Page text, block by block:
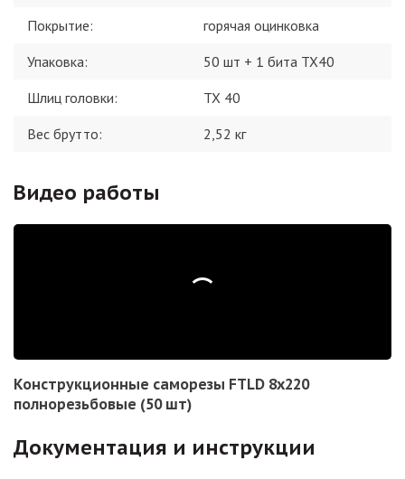
Покрытие:
горячая оцинковка
Упаковка:
50 шт + 1 бита TX40
Шлиц головки:
TX 40
Вес брутто:
2,52 кг
Видео работы
Конструкционные саморезы FTLD 8х220
полнорезьбовые (50 шт)
Документация и инструкции